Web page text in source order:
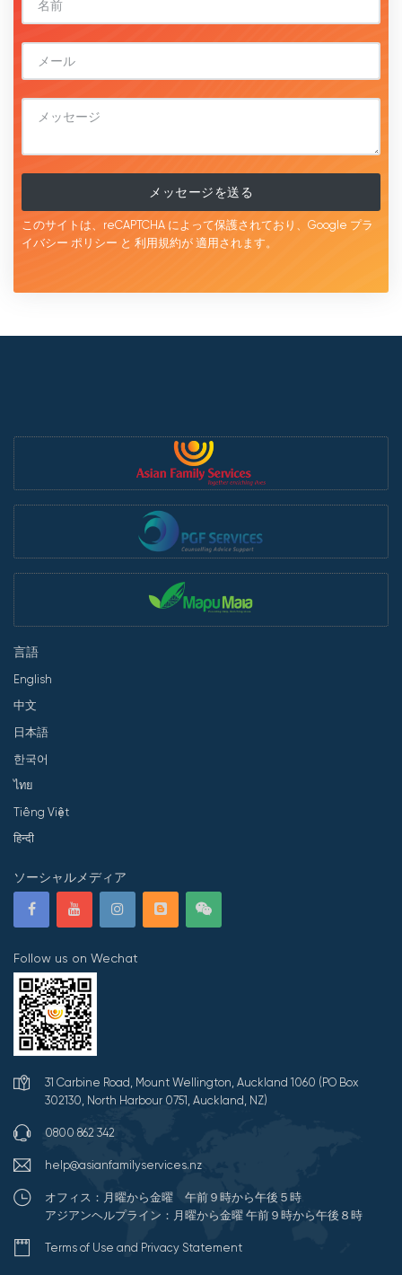
メッセージを送る
このサイトは、reCAPTCHA によって保護されており、Google プラ
イバシー ポリシー と 利用規約が 適用されます。
言語
English
中文
日本語
한국어
ไทย
Tiếng Việt
हिन्दी
ソーシャルメディア
Follow us on Wechat
31 Carbine Road, Mount Wellington, Auckland 1060 (PO Box
302130, North Harbour 0751, Auckland, NZ)
0800 862 342
help@asianfamilyservices.nz
オフィス：月曜から金曜 午前９時から午後５時
アジアンヘルプライン：月曜から金曜 午前９時から午後８時
Terms of Use and Privacy Statement